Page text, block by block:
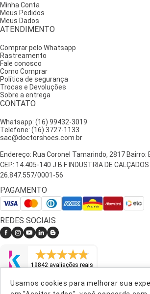
Usamos cookies para melhorar sua
Minha Conta
Meus Pedidos
Meus Dados
ATENDIMENTO
Comprar pelo Whatsapp
Rastreamento
Fale conosco
Como Comprar
Política de segurança
Trocas e Devoluções
Sobre a entrega
CONTATO
Whatsapp: (16) 99432-3019
Telefone: (16) 3727-1133
sac@doctorshoes.com.br
Endereço: Rua Coronel Tamarindo, 2817 Bairro:
CEP: 14.405-140 J.B.F INDUSTRIA DE CALÇADOS
26.847.557/0001-56
PAGAMENTO
REDES SOCIAIS
19842 avaliações reais
LOJA VERIFICADA